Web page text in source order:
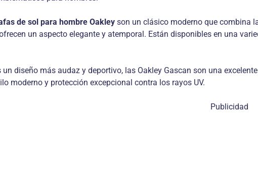
de sol para hombre Oakley son un clásico moderno que combina
un aspecto elegante y atemporal. Están disponibles en una
un diseño más audaz y deportivo, las Oakley Gascan son una
moderno y protección excepcional contra los rayos UV.
Publicidad